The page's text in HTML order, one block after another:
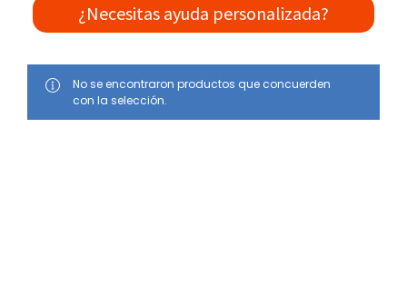
¿Necesitas ayuda personalizada?
No se encontraron productos que concuerden
con la selección.